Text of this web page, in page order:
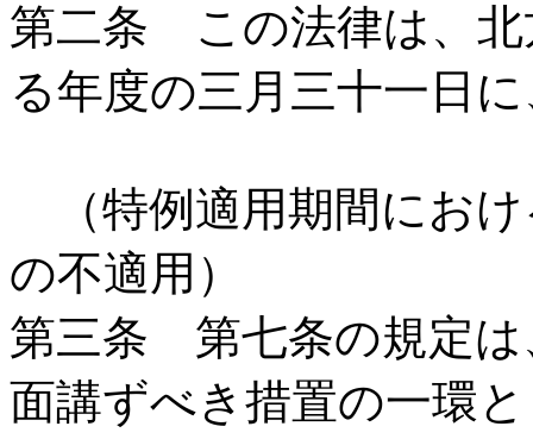
第二条 この法律は、北
る年度の三月三十一日
（特例適用期間にお
の不適用）
第三条 第七条の規定は
面講ずべき措置の一環